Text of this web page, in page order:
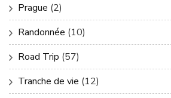
Prague (2)
Randonnée (10)
Road Trip (57)
Tranche de vie (12)